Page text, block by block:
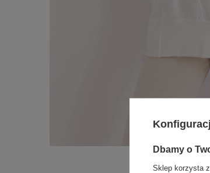
Dbamy o
Sklep korzysta